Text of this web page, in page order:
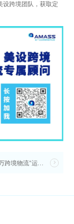
设跨境团队，获取定
